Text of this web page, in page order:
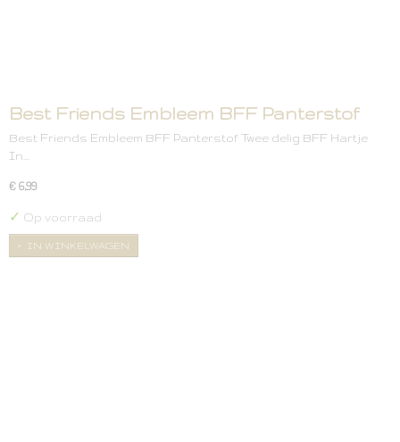
Best Friends Embleem BFF Panterstof
Best Friends Embleem BFF Panterstof Twee delig BFF Hartje
In…
€ 6,99
✓ Op voorraad
IN WINKELWAGEN